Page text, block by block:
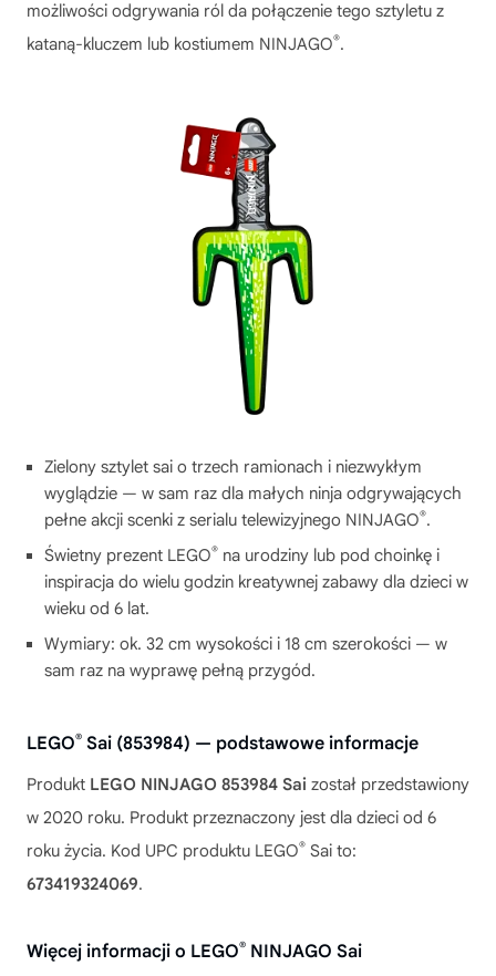
możliwości odgrywania ról da połączenie tego sztyletu z
kataną-kluczem lub kostiumem NINJAGO®.
Zielony sztylet sai o trzech ramionach i niezwykłym
wyglądzie — w sam raz dla małych ninja odgrywających
pełne akcji scenki z serialu telewizyjnego NINJAGO®.
Świetny prezent LEGO® na urodziny lub pod choinkę i
inspiracja do wielu godzin kreatywnej zabawy dla dzieci w
wieku od 6 lat.
Wymiary: ok. 32 cm wysokości i 18 cm szerokości — w
sam raz na wyprawę pełną przygód.
LEGO® Sai (853984) — podstawowe informacje
Produkt LEGO NINJAGO 853984 Sai został przedstawiony
w 2020 roku. Produkt przeznaczony jest dla dzieci od 6
roku życia. Kod UPC produktu LEGO® Sai to:
673419324069.
Więcej informacji o LEGO® NINJAGO Sai